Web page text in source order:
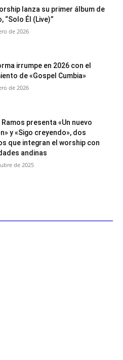
lanza su primer álbum de
“Solo Él (Live)”
de 2026
irrumpe en 2026 con el
de «Gospel Cumbia»
de 2026
presenta «Un nuevo
y «Sigo creyendo», dos
que integran el worship con
andinas
de 2025